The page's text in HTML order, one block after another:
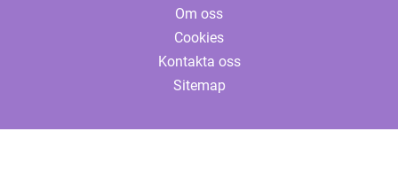
Om oss
Cookies
Kontakta oss
Sitemap